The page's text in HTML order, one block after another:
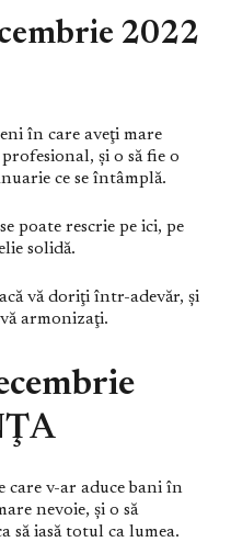
2022
în care aveţi mare
şi o să fie o
ce se întâmplă.
poate rescrie pe ici, pe
solidă.
vă doriţi într-adevăr, şi
armonizaţi.
care v-ar aduce bani în
nevoie, şi o să
să iasă totul ca lumea.